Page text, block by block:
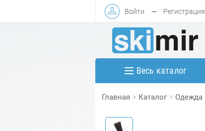
Войти — Регистрация
Весь каталог
Главная Каталог Одежда